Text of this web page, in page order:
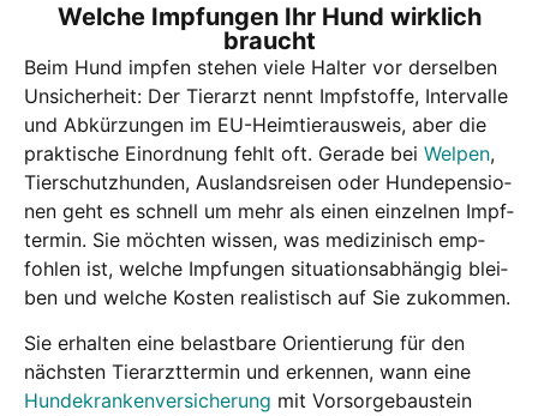
Wel­che Imp­fun­gen Ihr Hund wirk­lich
braucht
Beim Hund imp­fen ste­hen vie­le Hal­ter vor der­sel­ben
Unsi­cher­heit: Der Tier­arzt nennt Impf­stof­fe, Inter­val­le
und Abkür­zun­gen im EU-Heim­tier­aus­weis, aber die
prak­ti­sche Ein­ord­nung fehlt oft. Gera­de bei Wel­pen,
Tier­schutz­hun­den, Aus­lands­rei­sen oder Hun­de­pen­sio­
nen geht es schnell um mehr als einen ein­zel­nen Impf­
ter­min. Sie möch­ten wis­sen, was medi­zi­nisch emp­
foh­len ist, wel­che Imp­fun­gen situa­ti­ons­ab­hän­gig blei­
ben und wel­che Kos­ten rea­lis­tisch auf Sie zukom­men.
Sie erhal­ten eine belast­ba­re Ori­en­tie­rung für den
nächs­ten Tier­arzt­ter­min und erken­nen, wann eine
Hun­de­kran­ken­ver­si­che­rung mit Vor­sor­ge­bau­stein